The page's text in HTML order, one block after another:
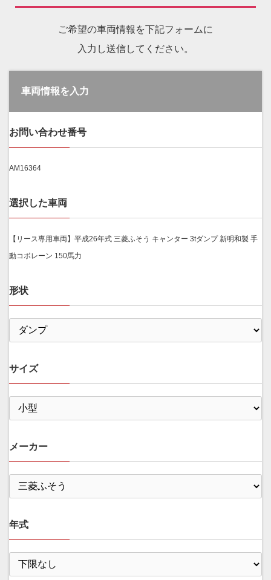
ご希望の車両情報を下記フォームに
入力し送信してください。
車両情報を入力
お問い合わせ番号
AM16364
選択した車両
【リース専用車両】平成26年式 三菱ふそう キャンター 3tダンプ 新明和製 手
動コボレーン 150馬力
形状
サイズ
メーカー
年式